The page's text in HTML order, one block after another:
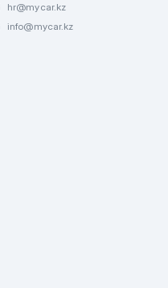
hr@mycar.kz
info@mycar.kz